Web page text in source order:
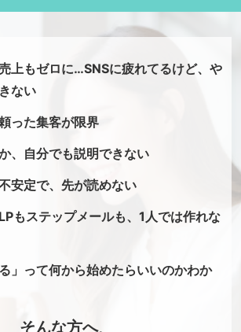
上もゼロに…SNSに疲れてるけど、や
ない
った集客が限界
、自分でも説明できない
安定で、先が読めない
もステップメールも、1人では作れな
」って何から始めたらいいのかわか
そんな方へ。